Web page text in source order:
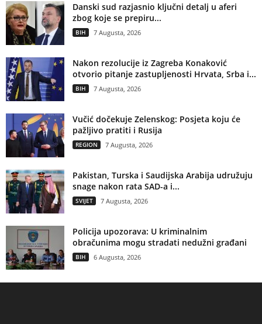
Danski sud razjasnio ključni detalj u aferi
zbog koje se prepiru...
BIH 7 Augusta, 2026
Nakon rezolucije iz Zagreba Konaković
otvorio pitanje zastupljenosti Hrvata, Srba i...
BIH 7 Augusta, 2026
Vučić dočekuje Zelenskog: Posjeta koju će
pažljivo pratiti i Rusija
REGION 7 Augusta, 2026
Pakistan, Turska i Saudijska Arabija udružuju
snage nakon rata SAD-a i...
SVIJET 7 Augusta, 2026
Policija upozorava: U kriminalnim
obračunima mogu stradati nedužni građani
BIH 6 Augusta, 2026